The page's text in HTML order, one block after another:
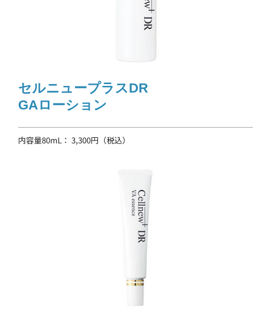
セルニュープラスDR
GAローション
内容量80mL： 3,300円（税込）